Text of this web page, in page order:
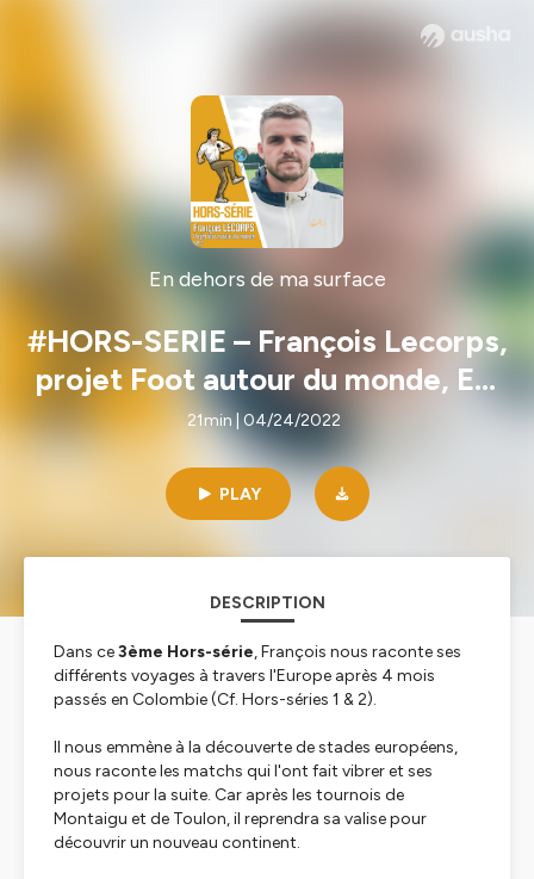
En dehors de ma surface
#HORS-SERIE – François Lecorps,
projet Foot autour du monde, Ep.
3
21min | 04/24/2022
PLAY
DESCRIPTION
Dans ce3ème Hors-série, François nous raconte ses
différents voyages à travers l'Europe après 4 mois
passés en Colombie (Cf. Hors-séries 1 & 2).
Il nous emmène à la découverte de stades européens,
nous raconte les matchs qui l'ont fait vibrer et ses
projets pour la suite. Car après les tournois de
Montaigu et de Toulon, il reprendra sa valise pour
découvrir un nouveau continent.